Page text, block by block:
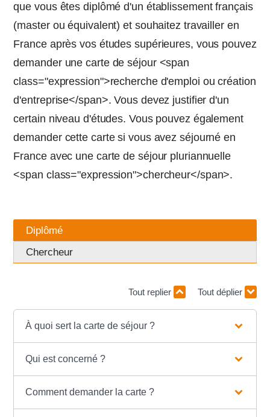
que vous êtes diplômé d'un établissement français
(master ou équivalent) et souhaitez travailler en
France après vos études supérieures, vous pouvez
demander une carte de séjour <span
class="expression">recherche d'emploi ou création
d'entreprise</span>. Vous devez justifier d'un
certain niveau d'études. Vous pouvez également
demander cette carte si vous avez séjourné en
France avec une carte de séjour pluriannuelle
<span class="expression">chercheur</span>.
Diplômé
Chercheur
Tout replier Tout déplier
À quoi sert la carte de séjour ?
Qui est concerné ?
Comment demander la carte ?